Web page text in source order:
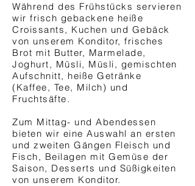
Während des Frühstücks servieren
wir frisch gebackene heiße
Croissants, Kuchen und Gebäck
von unserem Konditor, frisches
Brot mit Butter, Marmelade,
Joghurt, Müsli, Müsli, gemischten
Aufschnitt, heiße Getränke
(Kaffee, Tee, Milch) und
Fruchtsäfte.
Zum Mittag- und Abendessen
bieten wir eine Auswahl an ersten
und zweiten Gängen Fleisch und
Fisch, Beilagen mit Gemüse der
Saison, Desserts und Süßigkeiten
von unserem Konditor.